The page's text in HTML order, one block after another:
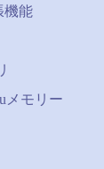
と完全
ゃ覚え
機能
メモリー